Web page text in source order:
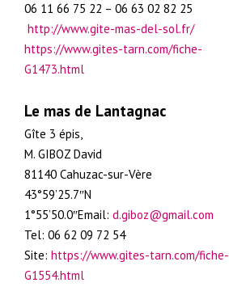
06 11 66 75 22 – 06 63 02 82 25
http://www.gite-mas-del-sol.fr/
https://www.gites-tarn.com/fiche-
G1473.html
Le mas de Lantagnac
Gîte 3 épis,
M. GIBOZ David
81140 Cahuzac-sur-Vère
43°59’25.7″N
1°55’50.0″Email: d.giboz@gmail.com
Tel: 06 62 09 72 54
Site: https://www.gites-tarn.com/fiche-
G1554.html